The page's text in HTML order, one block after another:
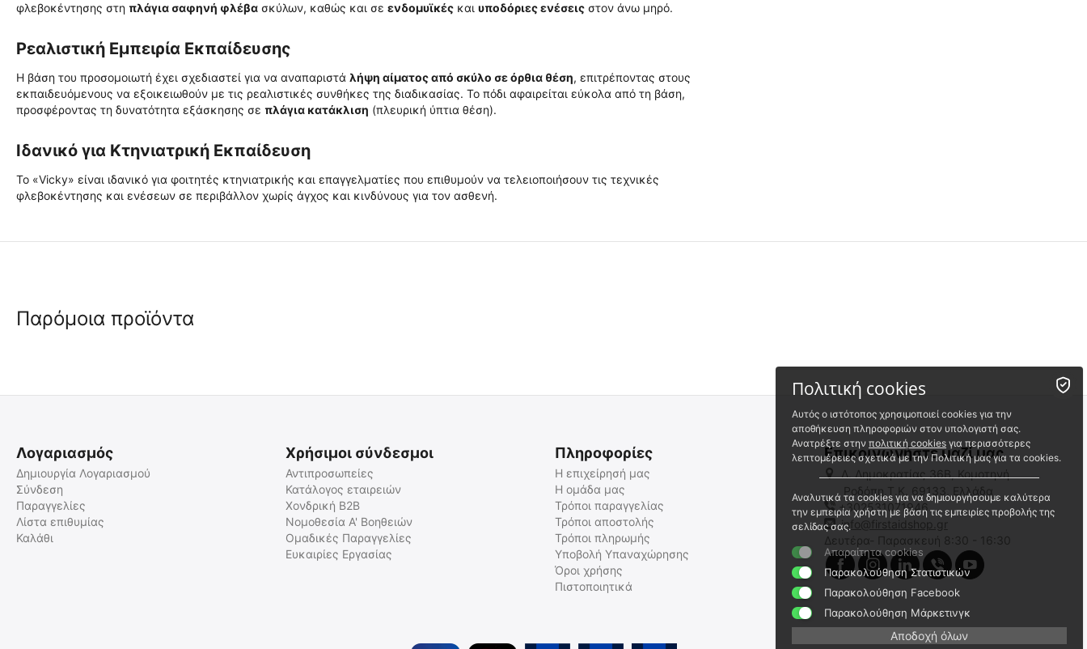
φλεβοκέντησης στη πλάγια σαφηνή φλέβα σκύλων, καθώς και σε ενδομυϊκές και υποδόριες ενέσεις στον άνω μηρό.
Ρεαλιστική Εμπειρία Εκπαίδευσης
Η βάση του προσομοιωτή έχει σχεδιαστεί για να αναπαριστά λήψη αίματος από σκύλο σε όρθια θέση, επιτρέποντας στους
εκπαιδευόμενους να εξοικειωθούν με τις ρεαλιστικές συνθήκες της διαδικασίας. Το πόδι αφαιρείται εύκολα από τη βάση,
προσφέροντας τη δυνατότητα εξάσκησης σε πλάγια κατάκλιση (πλευρική ύπτια θέση).
Ιδανικό για Κτηνιατρική Εκπαίδευση
Το «Vicky» είναι ιδανικό για φοιτητές κτηνιατρικής και επαγγελματίες που επιθυμούν να τελειοποιήσουν τις τεχνικές
φλεβοκέντησης και ενέσεων σε περιβάλλον χωρίς άγχος και κινδύνους για τον ασθενή.
Παρόμοια προϊόντα
Λογαριασμός
Δημιουργία Λογαριασμού
Σύνδεση
Παραγγελίες
Λίστα επιθυμίας
Καλάθι
Χρήσιμοι σύνδεσμοι
Αντιπροσωπείες
Κατάλογος εταιρειών
Χονδρική B2B
Νομοθεσία Α' Βοηθειών
Ομαδικές Παραγγελίες
Ευκαιρίες Εργασίας
Πληροφορίες
Η επιχείρησή μας
Η ομάδα μας
Τρόποι παραγγελίας
Τρόποι αποστολής
Τρόποι πληρωμής
Υποβολή Υπαναχώρησης
Όροι χρήσης
Πιστοποιητικά
Επικοινωνήστε μαζί μας
Λ. Δημοκρατίας 36Β, Κομοτηνή
Ροδόπη,Τ.Κ. 69133, Ελλάδα
+302531071946
info@firstaidshop.gr
Δευτέρα- Παρασκευή 8:30 - 16:30
Πολιτική cookies
Αυτός ο ιστότοπος χρησιμοποιεί cookies για την
αποθήκευση πληροφοριών στον υπολογιστή σας.
Ανατρέξτε στην πολιτική cookies για περισσότερες
λεπτομέρειες σχετικά με την Πολιτική μας για τα cookies.
Αναλυτικά τα cookies για να δημιουργήσουμε καλύτερα
την εμπειρία χρήστη με βάση τις εμπειρίες προβολής της
σελίδας σας.
Απαραίτητα cookies
Παρακολούθηση Στατιστικών
Παρακολούθηση Facebook
Παρακολούθηση Μάρκετινγκ
Αποδοχή όλων